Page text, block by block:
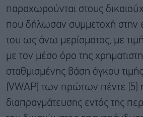
παραχωρούνται στους
που δήλωσαν συμμετοχή στην
του ως άνω μερίσματος, με
με τον μέσο όρο της
σταθμισμένης βάση όγκου
(VWAP) των πρώτων πέντε (5)
διαπραγμάτευσης εντός της